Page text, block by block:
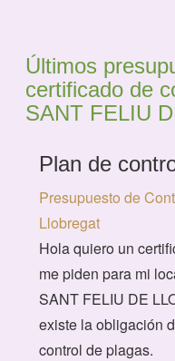
Últimos
certificado de
SANT FELIU
Plan de
Presupuesto de
Llobregat
Hola quiero un
me piden para mi
SANT FELIU DE
existe la obligación
control de plagas.